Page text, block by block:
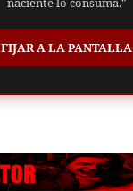
FIJAR A LA PANTALLA